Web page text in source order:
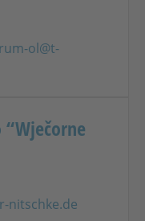
ol@t-
nitschke.de